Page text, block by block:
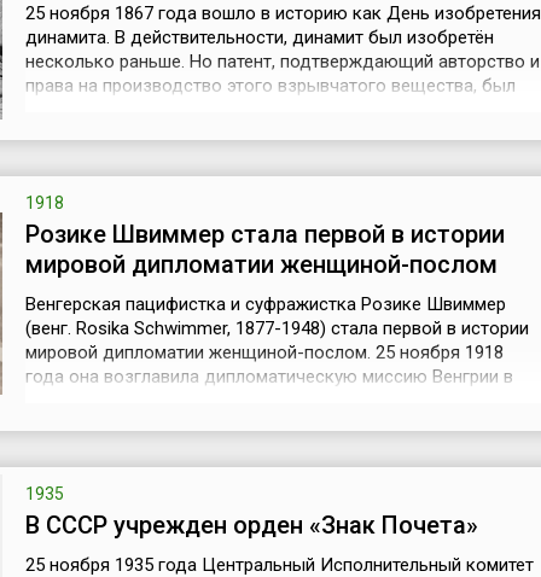
25 ноября 1867 года вошло в историю как День изобретения
динамита. В действительности, динамит был изобретён
несколько раньше. Но патент, подтверждающий авторство и
права на производство этого взрывчатого вещества, был
всяких сомнений извест...
1918
Розике Швиммер стала первой в истории
мировой дипломатии женщиной-послом
Венгерская пацифистка и суфражистка Розике Швиммер
(венг. Rosika Schwimmer, 1877-1948) стала первой в истории
мировой дипломатии женщиной-послом. 25 ноября 1918
года она возглавила дипломатическую миссию Венгрии в
развила бурную пацифистскую деят...
1935
В СССР учрежден орден «Знак Почета»
25 ноября 1935 года Центральный Исполнительный комитет